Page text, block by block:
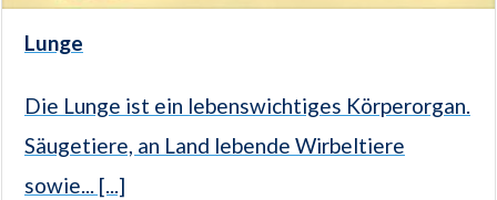
Lunge
Die Lunge ist ein lebenswichtiges Körperorgan.
Säugetiere, an Land lebende Wirbeltiere
sowie... [...]